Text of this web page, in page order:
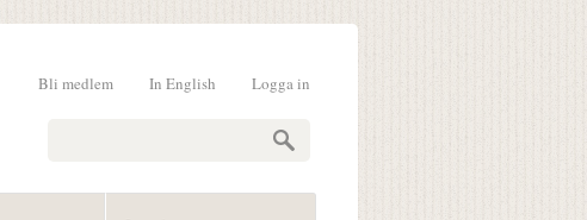
Logga in
In English
Bli medlem